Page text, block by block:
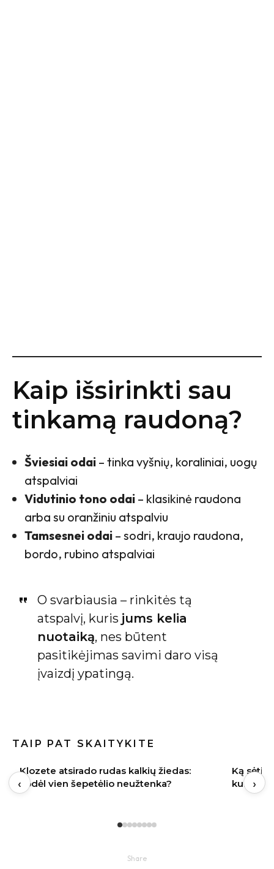
Kaip išsirinkti sau
tinkamą raudoną?
Šviesiai odai – tinka vyšnių, koraliniai, uogų
atspalviai
Vidutinio tono odai – klasikinė raudona
arba su oranžiniu atspalviu
Tamsesnei odai – sodri, kraujo raudona,
bordo, rubino atspalviai
O svarbiausia – rinkitės tą
atspalvį, kuris jums kelia
nuotaiką, nes būtent
pasitikėjimas savimi daro visą
įvaizdį ypatingą.
TAIP PAT SKAITYKITE
Ką sėti rugpjūtį Lietuvoje: 9 daržovės,
kurių derlių dar spėsite nuimti rudenį
Indai po
gali būti
‹ ›
Share